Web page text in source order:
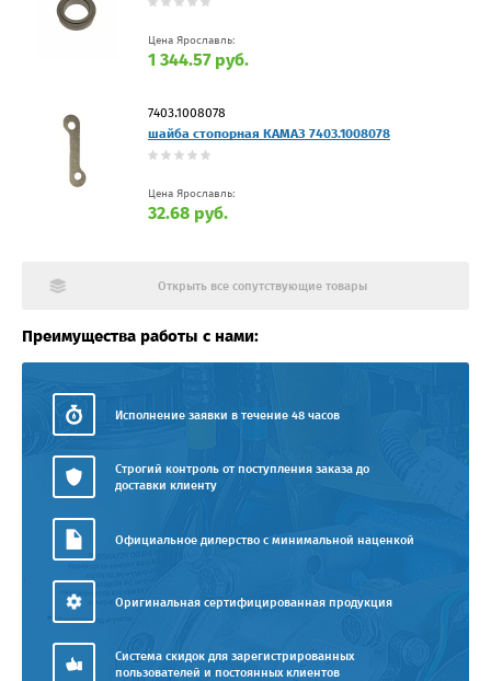
Цена Ярославль:
1 344.57 руб.
7403.1008078
шайба стопорная КАМАЗ 7403.1008078
Цена Ярославль:
32.68 руб.
Открыть все сопутствующие товары
Преимущества работы с нами:
Исполнение заявки в течение 48 часов
Строгий контроль от поступления заказа до
доставки клиенту
Официальное дилерство с минимальной наценкой
Оригинальная сертифицированная продукция
Система скидок для зарегистрированных
пользователей и постоянных клиентов